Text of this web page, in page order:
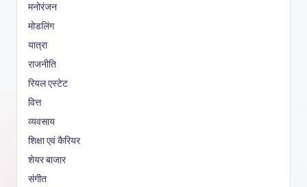
मनोरंजन
मोडलिंग
यात्रा
राजनीति
रियल एस्टेट
वित्त
व्यवसाय
शिक्षा एवं कैरियर
शेयर बाजार
संगीत